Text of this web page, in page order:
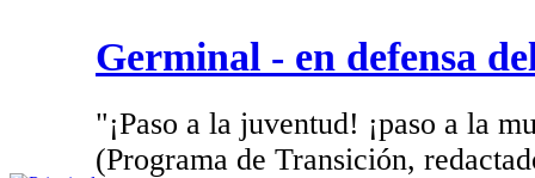
Germinal - en defensa
"¡Paso a la juventud! ¡paso a la
(Programa de Transición,